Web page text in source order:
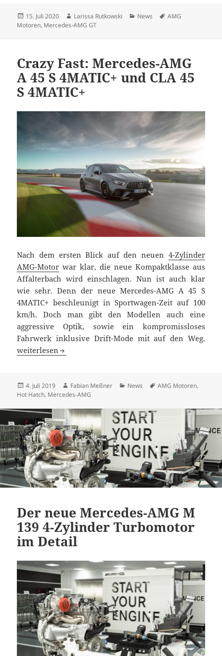
Veröffentlicht
am
15. Juli 2020 Autor
Larissa Rutkowski Kategorien
News Schlagwörter
AMG
Motoren, Mercedes-AMG GT
Crazy Fast: Mercedes-AMG
A 45 S 4MATIC+ und CLA 45
S 4MATIC+
Nach dem ersten Blick auf den neuen 4-Zylinder
AMG-Motor war klar, die neue Kompaktklasse aus
Affalterbach wird einschlagen. Nun ist auch klar
wie sehr. Denn der neue Mercedes-AMG A 45 S
4MATIC+ beschleunigt in Sportwagen-Zeit auf 100
km/h. Doch man gibt den Modellen auch eine
aggressive Optik, sowie ein kompromissloses
Fahrwerk inklusive Drift-Mode mit auf den Weg.
Crazy Fast: Mercedes-AMG A 45 S 4MATIC+ und CLA 45 S
weiterlesen
Veröffentlicht
am
4. Juli 2019 Autor
Fabian Meßner Kategorien
News Schlagwörter
AMG Motoren,
Hot Hatch, Mercedes-AMG
Der neue Mercedes-AMG M
139 4-Zylinder Turbomotor
im Detail